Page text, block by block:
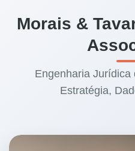
Morais &
Engenharia Jurídica
Estratégia,